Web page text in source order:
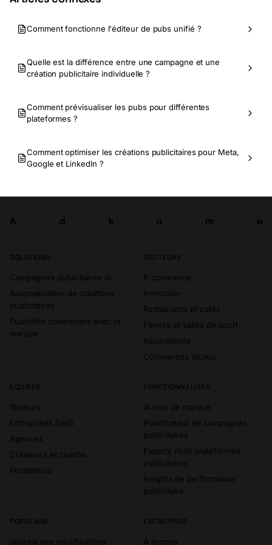
Comment fonctionne l'éditeur de pubs unifié ?
Quelle est la différence entre une campagne et une
création publicitaire individuelle ?
Comment prévisualiser les pubs pour différentes
plateformes ?
Comment optimiser les créations publicitaires pour Meta,
Google et LinkedIn ?
A d k u m
o
SOLUTIONS
Campagnes publicitaires IA
Automatisation de créations
publicitaires
Publicités cohérentes avec ta
marque
SECTEURS
E-commerce
Immobilier
Restaurants et cafés
Fitness et salles de sport
Associations
Commerces locaux
ÉQUIPES
Startups
Entreprises SaaS
Agences
Créateurs et coachs
Fondateurs
FONCTIONNALITÉS
IA voix de marque
Planificateur de campagnes
publicitaires
Exports multi-plateformes
publicitaires
Insights de performance
publicitaire
POPULAIRE
Journal des modifications
ENTREPRISE
À propos